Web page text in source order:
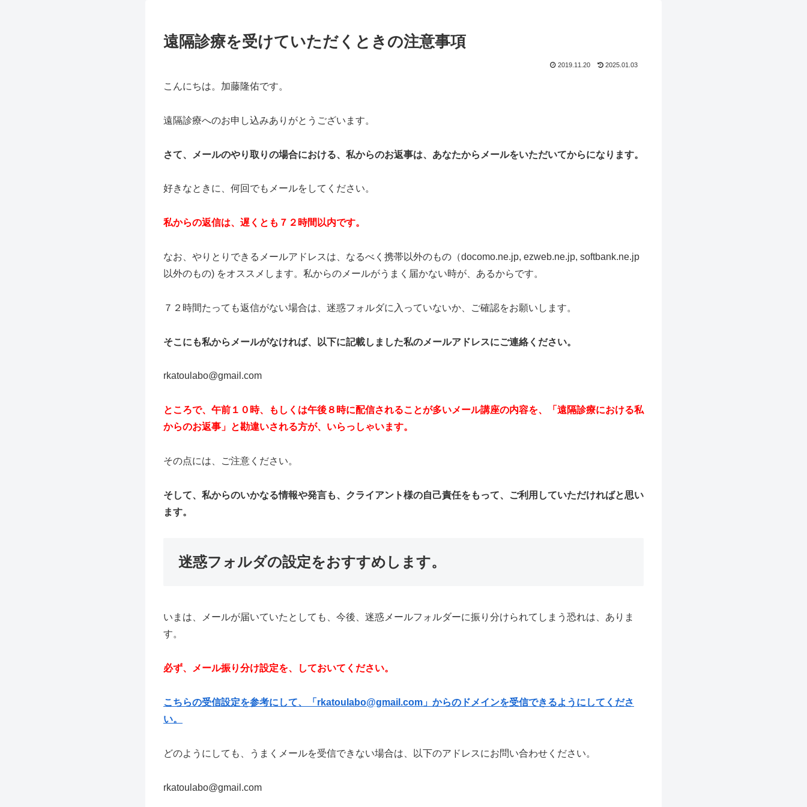
遠隔診療を受けていただくときの注意事項
2019.11.20 2025.01.03
こんにちは。加藤隆佑です。
遠隔診療へのお申し込みありがとうございます。
さて、メールのやり取りの場合における、私からのお返事は、あなたからメールをいただいてからになります。
好きなときに、何回でもメールをしてください。
私からの返信は、遅くとも７２時間以内です。
なお、やりとりできるメールアドレスは、なるべく携帯以外のもの（docomo.ne.jp, ezweb.ne.jp, softbank.ne.jp
以外のもの) をオススメします。私からのメールがうまく届かない時が、あるからです。
７２時間たっても返信がない場合は、迷惑フォルダに入っていないか、ご確認をお願いします。
そこにも私からメールがなければ、以下に記載しました私のメールアドレスにご連絡ください。
rkatoulabo@gmail.com
ところで、午前１０時、もしくは午後８時に配信されることが多いメール講座の内容を、「遠隔診療における私
からのお返事」と勘違いされる方が、いらっしゃいます。
その点には、ご注意ください。
そして、私からのいかなる情報や発言も、クライアント様の自己責任をもって、ご利用していただければと思い
ます。
迷惑フォルダの設定をおすすめします。
いまは、メールが届いていたとしても、今後、迷惑メールフォルダーに振り分けられてしまう恐れは、ありま
す。
必ず、メール振り分け設定を、しておいてください。
こちらの受信設定を参考にして、「rkatoulabo@gmail.com」からのドメインを受信できるようにしてくださ
い。
どのようにしても、うまくメールを受信できない場合は、以下のアドレスにお問い合わせください。
rkatoulabo@gmail.com